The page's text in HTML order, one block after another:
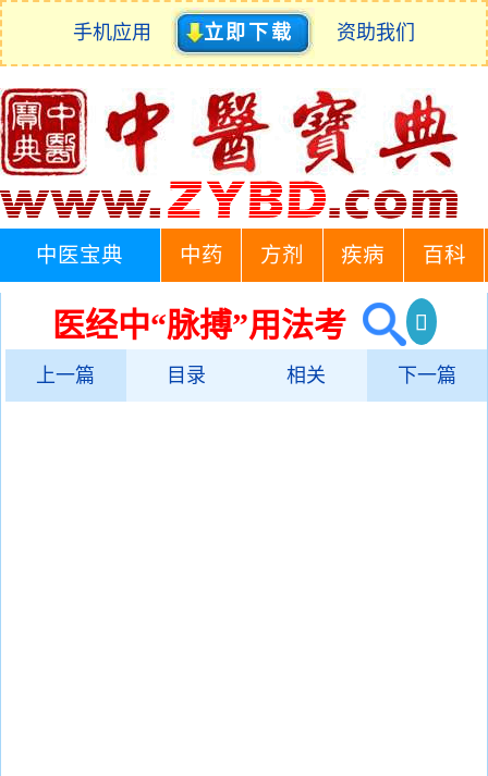
手机应用 立即下载 资助我们
中医宝典 中药 方剂 疾病 百科
医经中“脉搏”用法考
上一篇 目录 相关 下一篇